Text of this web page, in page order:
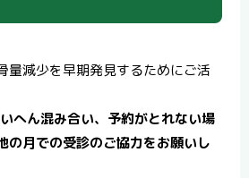
量減少を早期発見するためにご活
へん混み合い、予約がとれない場
の月での受診のご協力をお願いし